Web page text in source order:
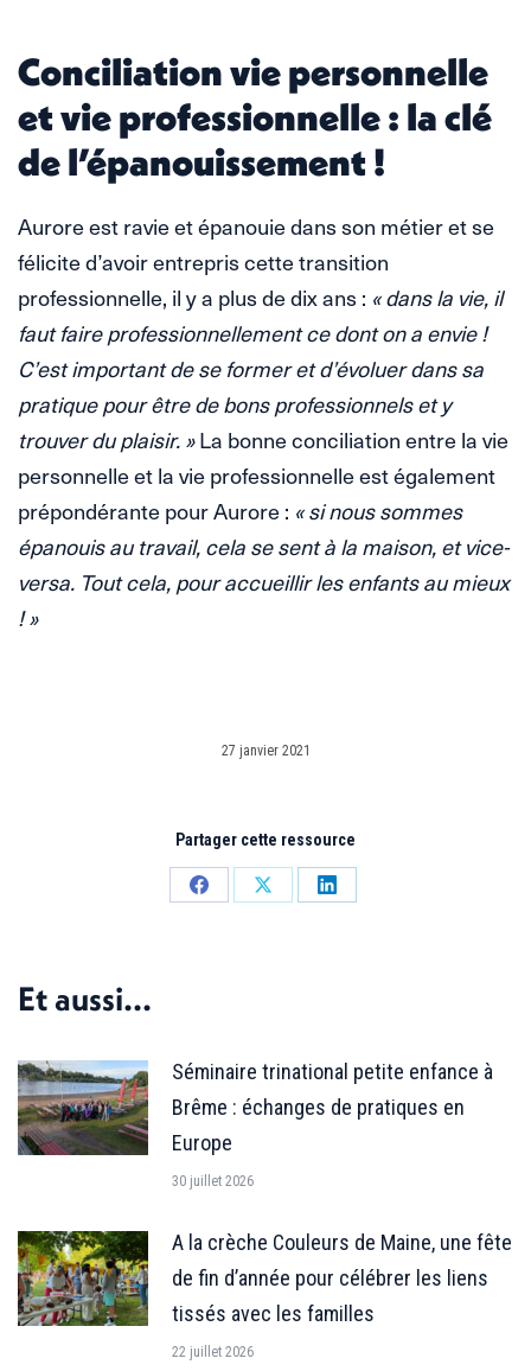
Conciliation vie personnelle
et vie professionnelle : la clé
de l’épanouissement !
Aurore est ravie et épanouie dans son métier et se
félicite d’avoir entrepris cette transition
professionnelle, il y a plus de dix ans : « dans la vie, il
faut faire professionnellement ce dont on a envie !
C’est important de se former et d’évoluer dans sa
pratique pour être de bons professionnels et y
trouver du plaisir. »La bonne conciliation entre la vie
personnelle et la vie professionnelle est également
prépondérante pour Aurore : « si nous sommes
épanouis au travail, cela se sent à la maison, et vice-
versa. Tout cela, pour accueillir les enfants au mieux
! »
27 janvier 2021
Partager cette ressource
PartagerPartagerPartager
Et aussi...
Séminaire trinational petite enfance à
Brême : échanges de pratiques en
Europe
30 juillet 2026
A la crèche Couleurs de Maine, une fête
de fin d’année pour célébrer les liens
tissés avec les familles
22 juillet 2026